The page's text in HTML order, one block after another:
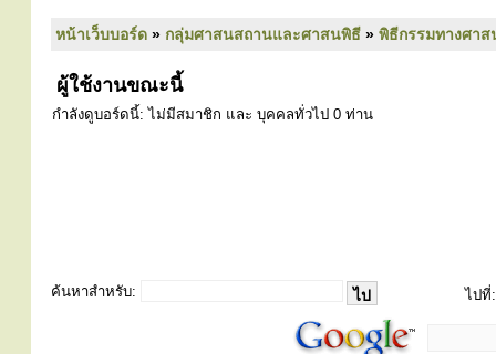
หน้าเว็บบอร์ด » กลุ่มศาสนสถานและศาสนพิธี » พิธีกรรมทางศา
ผู้ใช้งานขณะนี้
กำลังดูบอร์ดนี้: ไม่มีสมาชิก และ บุคคลทั่วไป 0 ท่าน
ค้นหาสำหรับ: ไปที่: